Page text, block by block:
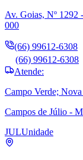
Av. Goias, Nº 1292
000
(66) 99612-6308
(66) 99612-6308
Atende:
Campo Verde;
Campos de Júlio -
JULUnidade